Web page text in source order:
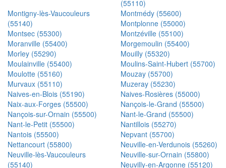
(55110)
Montigny-lès-Vaucouleurs
(55140)
Montmédy (55600)
Montplonne (55000)
Montsec (55300)
Montzéville (55100)
Moranville (55400)
Morgemoulin (55400)
Morley (55290)
Mouilly (55320)
Moulainville (55400)
Moulins-Saint-Hubert (55700)
Moulotte (55160)
Mouzay (55700)
Murvaux (55110)
Muzeray (55230)
Naives-en-Blois (55190)
Naives-Rosières (55000)
Naix-aux-Forges (55500)
Nançois-le-Grand (55500)
Nançois-sur-Ornain (55500)
Nant-le-Grand (55500)
Nant-le-Petit (55500)
Nantillois (55270)
Nantois (55500)
Nepvant (55700)
Nettancourt (55800)
Neuville-en-Verdunois (55260)
Neuville-lès-Vaucouleurs
(55140)
Neuville-sur-Ornain (55800)
Neuvilly-en-Argonne (55120)